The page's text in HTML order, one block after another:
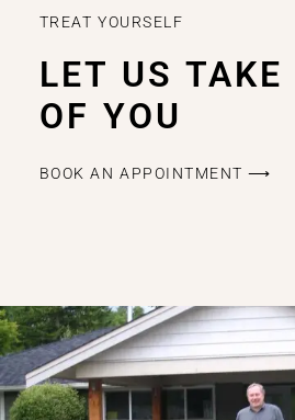
TREAT YOURSELF
LET US TAKE
OF YOU
BOOK AN APPOINTMENT ⟶